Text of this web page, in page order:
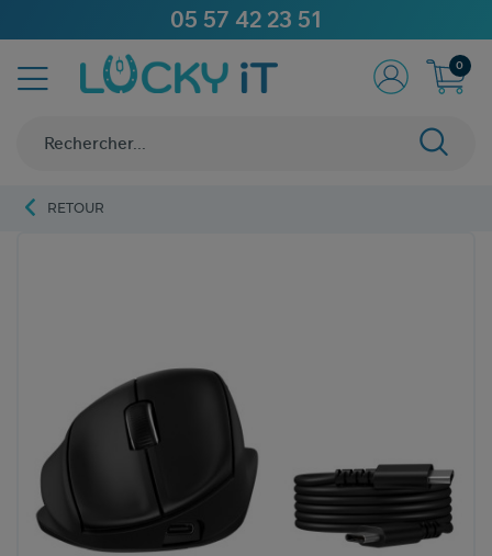
05 57 42 23 51
0
RETOUR